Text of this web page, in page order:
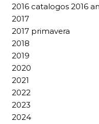
2016 catalogos 2016
2017
2017 primavera
2018
2019
2020
2021
2022
2023
2024